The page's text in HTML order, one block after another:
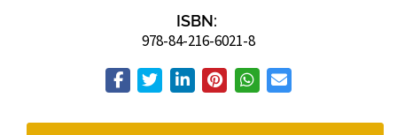
ISBN:
978-84-216-6021-8